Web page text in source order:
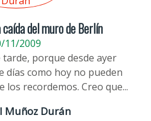
del muro de Berlín
11/2009
porque desde ayer
días como hoy no pueden
los recordemos. Creo que...
Muñoz Durán